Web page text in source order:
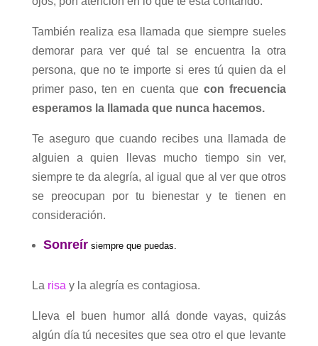
También realiza esa llamada que siempre sueles
demorar para ver qué tal se encuentra la otra
persona, que no te importe si eres tú quien da el
primer paso, ten en cuenta que con frecuencia
esperamos la llamada que nunca hacemos.
Te aseguro que cuando recibes una llamada de
alguien a quien llevas mucho tiempo sin ver,
siempre te da alegría, al igual que al ver que otros
se preocupan por tu bienestar y te tienen en
consideración.
Sonreír siempre que puedas.
La risa y la alegría es contagiosa.
Lleva el buen humor allá donde vayas, quizás
algún día tú necesites que sea otro el que levante